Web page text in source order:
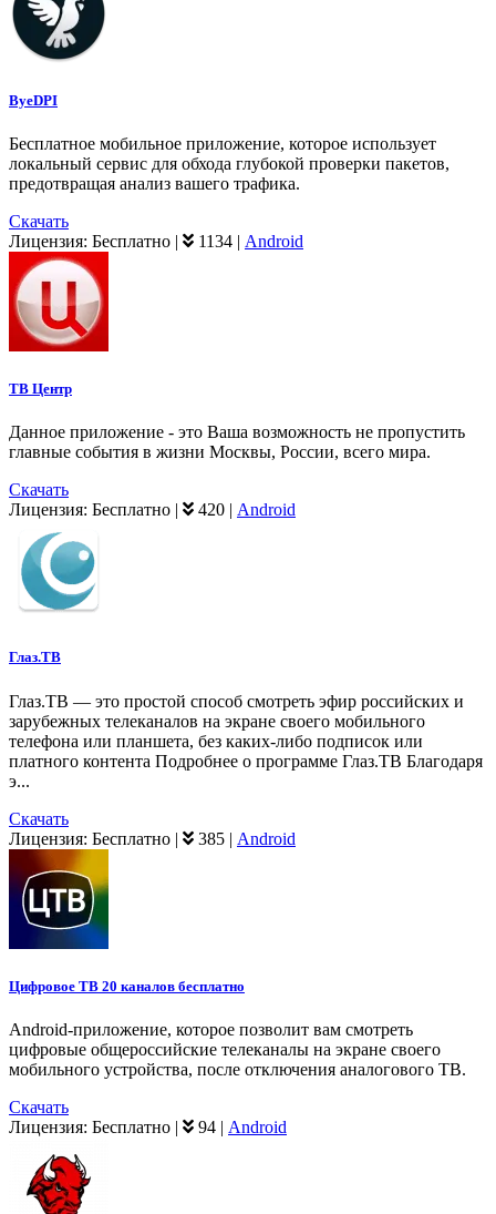
ByeDPI
Бесплатное мобильное приложение, которое использует
локальный сервис для обхода глубокой проверки пакетов,
предотвращая анализ вашего трафика.
Скачать
Лицензия: Бесплатно | 1134 | Android
ТВ Центр
Данное приложение - это Ваша возможность не пропустить
главные события в жизни Москвы, России, всего мира.
Скачать
Лицензия: Бесплатно | 420 | Android
Глаз.ТВ
Глаз.ТВ — это простой способ смотреть эфир российских и
зарубежных телеканалов на экране своего мобильного
телефона или планшета, без каких-либо подписок или
платного контента Подробнее о программе Глаз.ТВ Благодаря
э...
Скачать
Лицензия: Бесплатно | 385 | Android
Цифровое ТВ 20 каналов бесплатно
Android-приложение, которое позволит вам смотреть
цифровые общероссийские телеканалы на экране своего
мобильного устройства, после отключения аналогового ТВ.
Скачать
Лицензия: Бесплатно | 94 | Android